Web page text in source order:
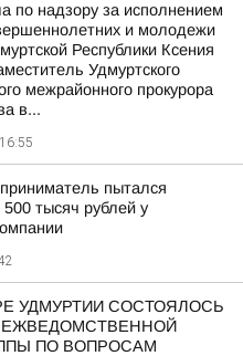
по надзору за исполнением
и молодежи
Республики Ксения
Удмуртского
межрайонного прокурора
в...
пытался
тысяч рублей у
УДМУРТИИ СОСТОЯЛОСЬ
ПО ВОПРОСАМ